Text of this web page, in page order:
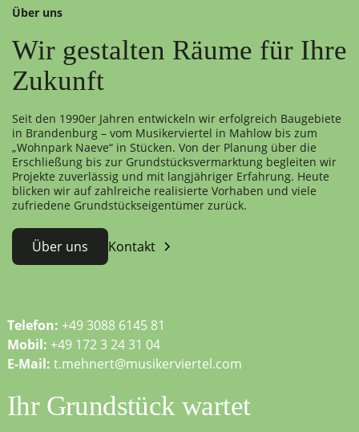
Über uns
Wir gestalten Räume für Ihre
Zukunft
Seit den 1990er Jahren entwickeln wir erfolgreich Baugebiete
in Brandenburg – vom Musikerviertel in Mahlow bis zum
„Wohnpark Naeve“ in Stücken. Von der Planung über die
Erschließung bis zur Grundstücksvermarktung begleiten wir
Projekte zuverlässig und mit langjähriger Erfahrung. Heute
blicken wir auf zahlreiche realisierte Vorhaben und viele
zufriedene Grundstückseigentümer zurück.
Über uns Kontakt
Telefon: +49 3088 6145 81
Mobil: +49 172 3 24 31 04
E-Mail: t.mehnert@musikerviertel.com
Ihr Grundstück wartet